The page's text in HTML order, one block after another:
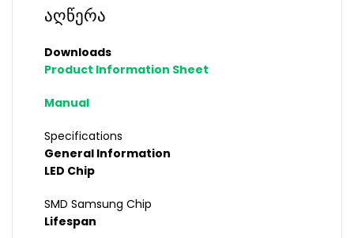
აღწერა
Downloads
Product Information Sheet
Manual
Specifications
General Information
LED Chip
SMD Samsung Chip
Lifespan